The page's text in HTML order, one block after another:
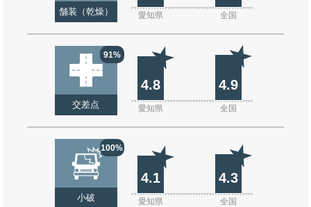
舗装（乾燥） 愛知県 全国
91%
交差点
4.8 4.9
愛知県 全国
100%
小破
4.1 4.3
愛知県 全国